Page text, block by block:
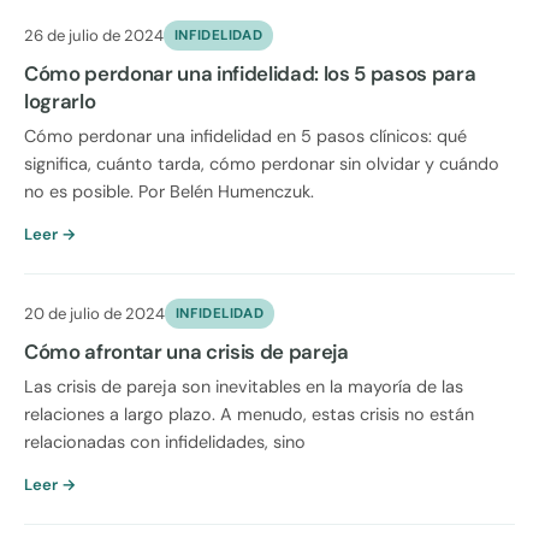
26 de julio de 2024 INFIDELIDAD
Cómo perdonar una infidelidad: los 5 pasos para
lograrlo
Cómo perdonar una infidelidad en 5 pasos clínicos: qué
significa, cuánto tarda, cómo perdonar sin olvidar y cuándo
no es posible. Por Belén Humenczuk.
Leer →
20 de julio de 2024 INFIDELIDAD
Cómo afrontar una crisis de pareja
Las crisis de pareja son inevitables en la mayoría de las
relaciones a largo plazo. A menudo, estas crisis no están
relacionadas con infidelidades, sino
Leer →